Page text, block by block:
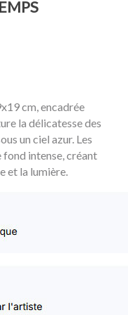
cm, encadrée
la délicatesse des
un ciel azur. Les
intense, créant
et la lumière.